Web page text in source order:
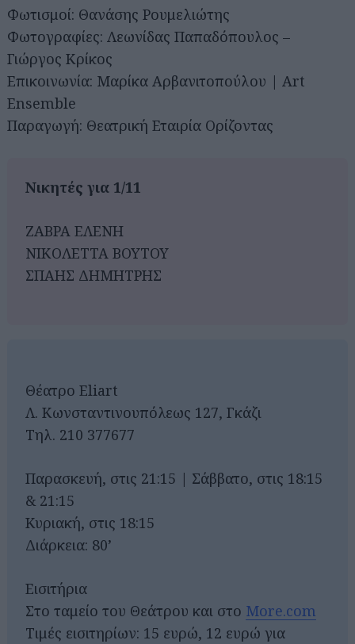
Φωτισμοί: Θανάσης Ρουμελιώτης
Φωτογραφίες: Λεωνίδας Παπαδόπουλος –
Γιώργος Κρίκος
Επικοινωνία: Μαρίκα Αρβανιτοπούλου | Art
Ensemble
Παραγωγή: Θεατρική Εταιρία Ορίζοντας
Νικητές για 1/11
ΖΑΒΡΑ ΕΛΕΝΗ
ΝΙΚΟΛΕΤΤΑ ΒΟΥΤΟΥ
ΣΠΑΗΣ ΔΗΜΗΤΡΗΣ
Θέατρο Eliart
Λ. Κωνσταντινουπόλεως 127, Γκάζι
Τηλ. 210 377677
Παρασκευή, στις 21:15 | Σάββατο, στις 18:15
& 21:15
Κυριακή, στις 18:15
Διάρκεια: 80’
Εισιτήρια
Στο ταμείο του Θεάτρου και στο More.com
Τιμές εισιτηρίων: 15 ευρώ, 12 ευρώ για